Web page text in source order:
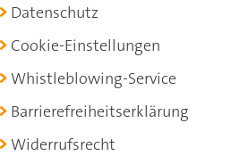
Datenschutz
Cookie-Einstellungen
Whistleblowing-Service
Barrierefreiheitserklärung
Widerrufsrecht